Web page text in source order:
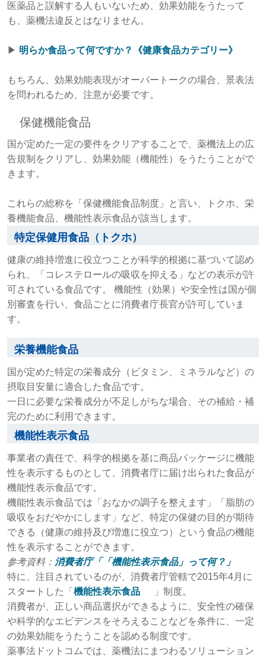
医薬品と誤解する人もいないため、効果効能をうたって
も、薬機法違反とはなりません。
▶︎ 明らか食品って何ですか？《健康食品カテゴリー》
もちろん、効果効能表現がオーバートークの場合、景表法
を問われるため、注意が必要です。
保健機能食品
国が定めた一定の要件をクリアすることで、薬機法上の広
告規制をクリアし、効果効能（機能性）をうたうことがで
きます。
これらの総称を「保健機能食品制度」と言い、トクホ、栄
養機能食品、機能性表示食品が該当します。
特定保健用食品（トクホ）
健康の維持増進に役立つことが科学的根拠に基づいて認め
られ、「コレステロールの吸収を抑える」などの表示が許
可されている食品です。 機能性（効果）や安全性は国が個
別審査を行い、食品ごとに消費者庁長官が許可していま
す。
栄養機能食品
国が定めた特定の栄養成分（ビタミン、ミネラルなど）の
摂取目安量に適合した食品です。
一日に必要な栄養成分が不足しがちな場合、その補給・補
完のために利用できます。
機能性表示食品
事業者の責任で、科学的根拠を基に商品パッケージに機能
性を表示するものとして、消費者庁に届け出られた食品が
機能性表示食品です。
機能性表示食品では「おなかの調子を整えます」「脂肪の
吸収をおだやかにします」など、特定の保健の目的が期待
できる（健康の維持及び増進に役立つ）という食品の機能
性を表示することができます。
参考資料： 消費者庁「「機能性表示食品」って何？」
特に、注目されているのが、消費者庁管轄で2015年4月に
スタートした「 機能性表示食品
」制度。
消費者が、正しい商品選択ができるように、安全性の確保
や科学的なエビデンスをそろえることなどを条件に、一定
の効果効能をうたうことを認める制度です。
薬事法ドットコムでは、薬機法にまつわるソリューション